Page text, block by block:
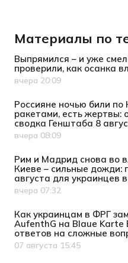
Материалы по
Выпрямился – и уже
проверили, как осанка
Дата публикации
вчера 20:09
Россияне ночью били по
ракетами, есть жертвы:
сводка Генштаба 8
Дата публикации
вчера 08:09
Рим и Мадрид снова во
Киеве – сильные дожди:
августа для украинцев
Дата публикации
вчера 07:32
Как украинцам в ФРГ
AufenthG на Blaue Karte
ответов на сложные
Дата публикации
07 августа 15:45